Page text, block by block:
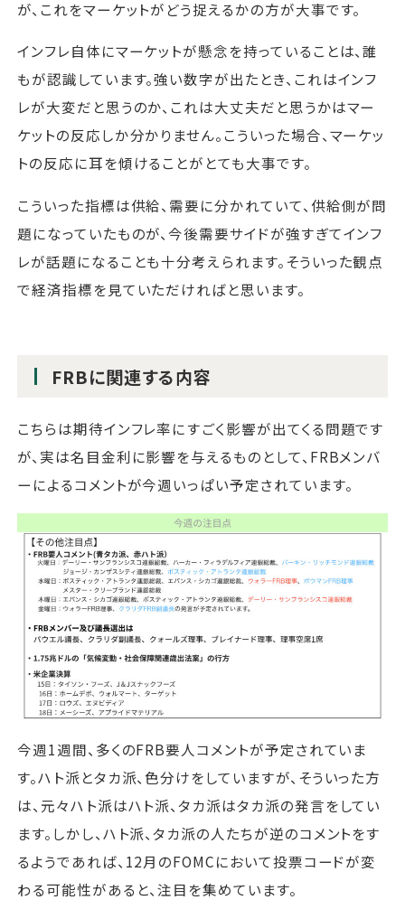
が、これをマーケットがどう捉えるかの方が大事です。
インフレ自体にマーケットが懸念を持っていることは、誰
もが認識しています。強い数字が出たとき、これはインフ
レが大変だと思うのか、これは大丈夫だと思うかはマー
ケットの反応しか分かりません。こういった場合、マーケッ
トの反応に耳を傾けることがとても大事です。
こういった指標は供給、需要に分かれていて、供給側が問
題になっていたものが、今後需要サイドが強すぎてインフ
レが話題になることも十分考えられます。そういった観点
で経済指標を見ていただければと思います。
FRBに関連する内容
こちらは期待インフレ率にすごく影響が出てくる問題です
が、実は名目金利に影響を与えるものとして、FRBメンバ
ーによるコメントが今週いっぱい予定されています。
今週1週間、多くのFRB要人コメントが予定されていま
す。ハト派とタカ派、色分けをしていますが、そういった方
は、元々ハト派はハト派、タカ派はタカ派の発言をしてい
ます。しかし、ハト派、タカ派の人たちが逆のコメントをす
るようであれば、12月のFOMCにおいて投票コードが変
わる可能性があると、注目を集めています。